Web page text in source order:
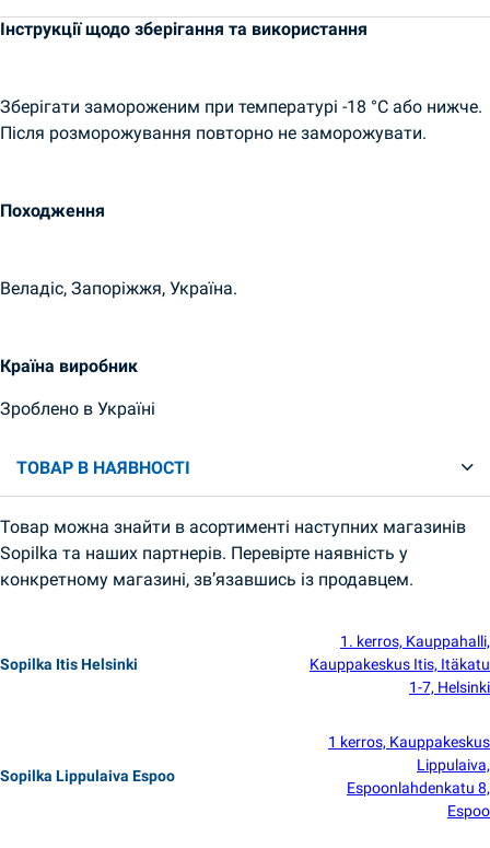
Інструкції щодо зберігання та використання
Зберігати замороженим при температурі -18 °C або нижче.
Після розморожування повторно не заморожувати.
Походження
Веладіс, Запоріжжя, Україна.
Країна виробник
Зроблено в Україні
ТОВАР В НАЯВНОСТІ
Товар можна знайти в асортименті наступних магазинів
Sopilka та наших партнерів. Перевірте наявність у
конкретному магазині, зв’язавшись із продавцем.
Sopilka Itis Helsinki
1. kerros, Kauppahalli,
Kauppakeskus Itis, Itäkatu
1-7, Helsinki
Sopilka Lippulaiva Espoo
1 kerros, Kauppakeskus
Lippulaiva,
Espoonlahdenkatu 8,
Espoo